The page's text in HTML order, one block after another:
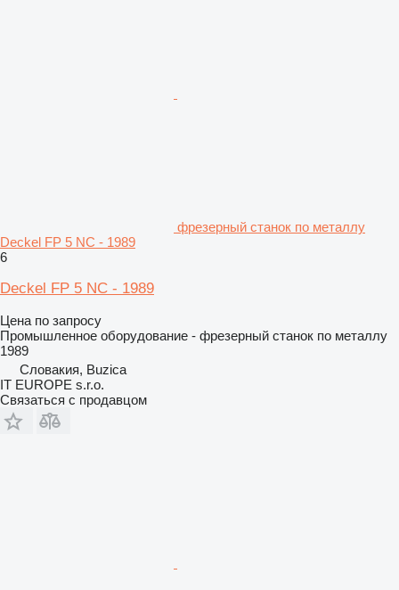
фрезерный станок по металлу
Deckel FP 5 NC - 1989
6
Deckel FP 5 NC - 1989
Цена по запросу
Промышленное оборудование - фрезерный станок по металлу
1989
Словакия, Buzica
IT EUROPE s.r.o.
Связаться с продавцом